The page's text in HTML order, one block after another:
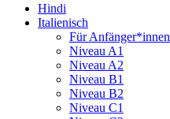
Hindi
Italienisch
Für Anfänger*innen
Niveau A1
Niveau A2
Niveau B1
Niveau B2
Niveau C1